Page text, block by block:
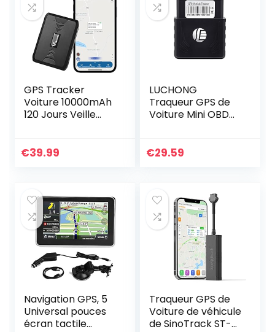
GPS Tracker
Voiture 10000mAh
120 Jours Veille
Traqueur GPS
€39.99
LUCHONG
Traqueur GPS de
Voiture Mini OBD
Suivi de Camion de
€29.59
Navigation GPS, 5
Universal pouces
écran tactile
Traqueur GPS de
Voiture de véhicule
de SinoTrack ST-